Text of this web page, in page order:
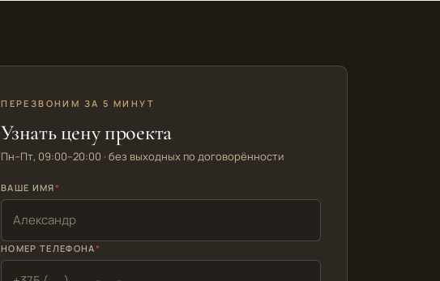
ПЕРЕЗВОНИМ ЗА 5 МИНУТ
Узнать цену проекта
Пн–Пт, 09:00–20:00 · без выходных по договорённости
ВАШЕ ИМЯ
НОМЕР ТЕЛЕФОНА